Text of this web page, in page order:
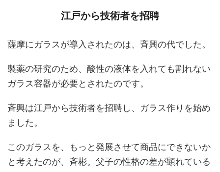
江戸から技術者を招聘
薩摩にガラスが導入されたのは、斉興の代でした。
製薬の研究のため、酸性の液体を入れても割れない
ガラス容器が必要とされたのです。
斉興は江戸から技術者を招聘し、ガラス作りを始め
ました。
このガラスを、もっと発展させて商品にできないか
と考えたのが、斉彬。父子の性格の差が顕れている